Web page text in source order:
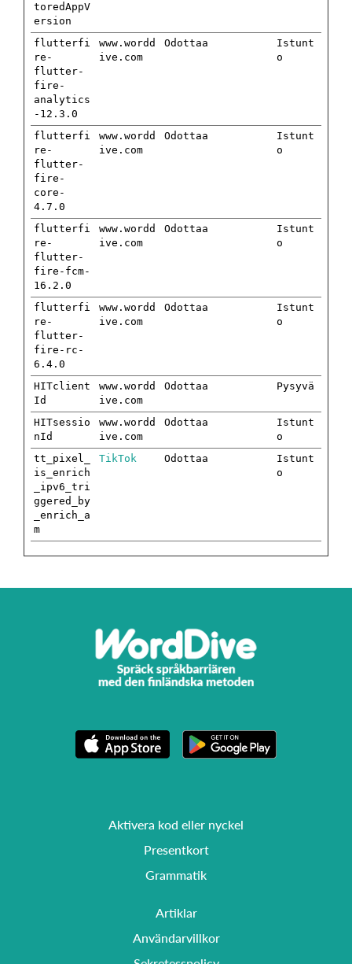
toredAppV
ersion
flutterfi
re-
flutter-
fire-
analytics
-12.3.0
www.wordd
ive.com
Odottaa
Istunt
o
flutterfi
re-
flutter-
fire-
core-
4.7.0
www.wordd
ive.com
Odottaa
Istunt
o
flutterfi
re-
flutter-
fire-fcm-
16.2.0
www.wordd
ive.com
Odottaa
Istunt
o
flutterfi
re-
flutter-
fire-rc-
6.4.0
www.wordd
ive.com
Odottaa
Istunt
o
HITclient
Id
www.wordd
ive.com
Odottaa Pysyvä
HITsessio
nId
www.wordd
ive.com
Odottaa
Istunt
o
tt_pixel_
is_enrich
_ipv6_tri
ggered_by
_enrich_a
m
TikTok Odottaa
Istunt
o
Aktivera kod eller nyckel
Presentkort
Grammatik
Artiklar
Användarvillkor